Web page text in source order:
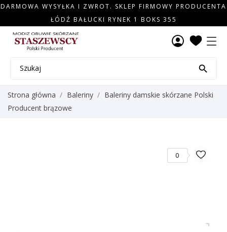
DARMOWA WYSYŁKA I ZWROT. SKLEP FIRMOWY PRODUCENTA
ŁÓDŹ BAŁUCKI RYNEK 1 BOKS 355

Strona główna Baleriny
Baleriny damskie skórzane Polski
Producent brązowe
0